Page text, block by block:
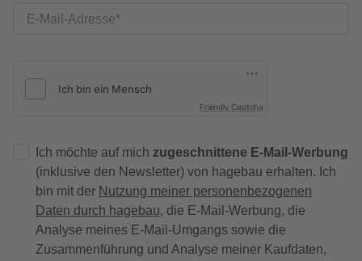
E-Mail-Adresse
Friendly Captcha
Ich möchte auf mich zugeschnittene E-Mail-Werbung
(inklusive den Newsletter) von hagebau erhalten. Ich
bin mit der Nutzung meiner personenbezogenen
Daten durch hagebau, die E-Mail-Werbung, die
Analyse meines E-Mail-Umgangs sowie die
Zusammenführung und Analyse meiner Kaufdaten,